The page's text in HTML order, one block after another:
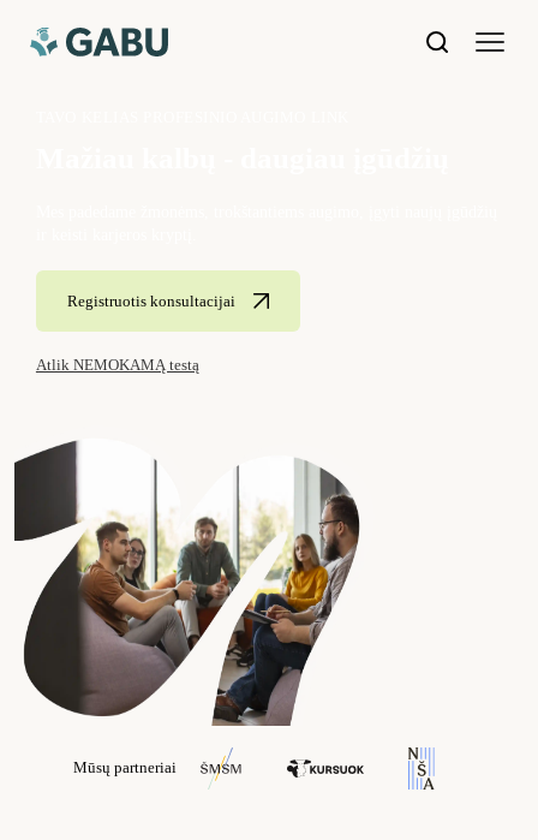
Registruotis konsultacijai
Atlik NEMOKAMĄ testą
Mūsų partneriai